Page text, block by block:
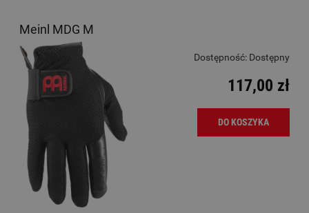
Meinl MDG M
Dostępność: Dostępny
117,00 zł
DO KOSZYKA